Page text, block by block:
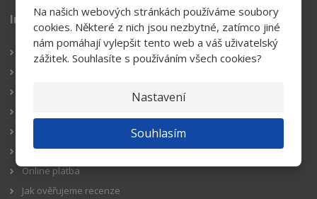
Na našich webových stránkách používáme soubory
cookies. Některé z nich jsou nezbytné, zatímco jiné
nám pomáhají vylepšit tento web a váš uživatelský
zážitek. Souhlasíte s používáním všech cookies?
Nastavení
Souhlasím
Informace pro zákazníky
Reklamační řád
Podmínky ochrany osobních údajů GDPR
O nás
Online platba
Jak ověřujeme recenze